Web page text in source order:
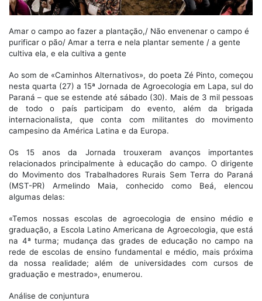
Amar o campo ao fazer a plantação,/ Não envenenar o campo é
purificar o pão/ Amar a terra e nela plantar semente / a gente
cultiva ela, e ela cultiva a gente
Ao som de «Caminhos Alternativos», do poeta Zé Pinto, começou
nesta quarta (27) a 15ª Jornada de Agroecologia em Lapa, sul do
Paraná – que se estende até sábado (30). Mais de 3 mil pessoas
de todo o país participam do evento, além da brigada
internacionalista, que conta com militantes do movimento
campesino da América Latina e da Europa.
Os 15 anos da Jornada trouxeram avanços importantes
relacionados principalmente à educação do campo. O dirigente
do Movimento dos Trabalhadores Rurais Sem Terra do Paraná
(MST-PR) Armelindo Maia, conhecido como Beá, elencou
algumas delas:
«Temos nossas escolas de agroecologia de ensino médio e
graduação, a Escola Latino Americana de Agroecologia, que está
na 4ª turma; mudança das grades de educação no campo na
rede de escolas de ensino fundamental e médio, mais próxima
da nossa realidade; além de universidades com cursos de
graduação e mestrado», enumerou.
Análise de conjuntura